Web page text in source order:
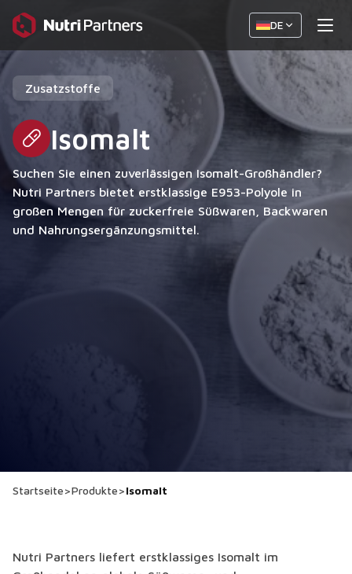
DE
Zusatzstoffe
Isomalt
Suchen Sie einen zuverlässigen Isomalt-Großhändler?
Nutri Partners bietet erstklassige E953-Polyole in
großen Mengen für zuckerfreie Süßwaren, Backwaren
und Nahrungsergänzungsmittel.
Startseite>Produkte>Isomalt
Nutri Partners liefert erstklassiges Isomalt im